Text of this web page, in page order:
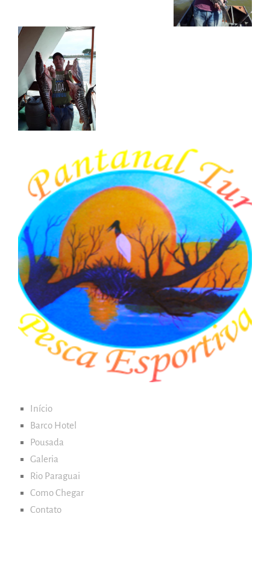
Início
Barco Hotel
Pousada
Galeria
Rio Paraguai
Como Chegar
Contato